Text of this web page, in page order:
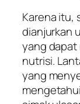
Karena itu,
dianjurkan
yang dapat
nutrisi.
yang